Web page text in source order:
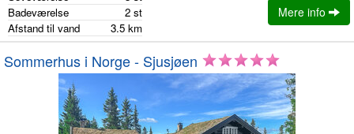
Badeværelse
2 st
Afstand til vand
3.5 km
Mere info
Sommerhus i Norge - Sjusjøen